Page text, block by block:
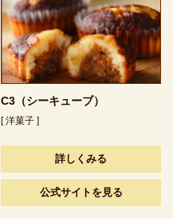
C3（シーキューブ）
[ 洋菓子 ]
詳しくみる
公式サイトを見る